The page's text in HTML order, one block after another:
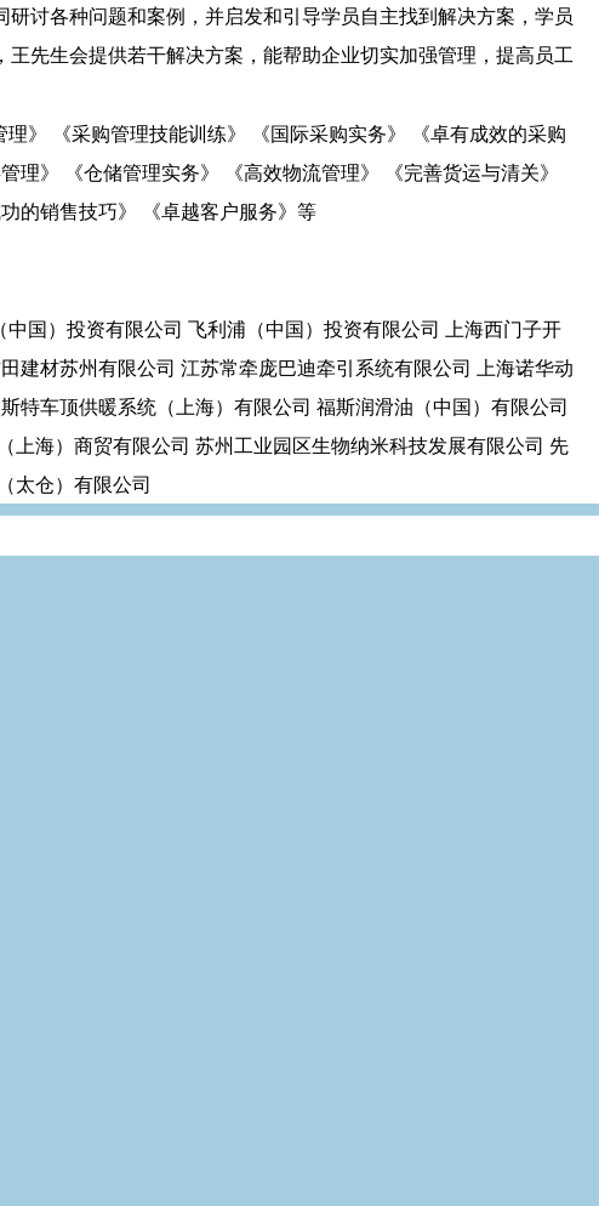
讨各种问题和案例，并启发和引导学员自主找到解决方案，学员
先生会提供若干解决方案，能帮助企业切实加强管理，提高员工
理》 《采购管理技能训练》 《国际采购实务》 《卓有成效的采购
理》 《仓储管理实务》 《高效物流管理》 《完善货运与清关》
的销售技巧》 《卓越客户服务》等
国）投资有限公司 飞利浦（中国）投资有限公司 上海西门子开
建材苏州有限公司 江苏常牵庞巴迪牵引系统有限公司 上海诺华动
特车顶供暖系统（上海）有限公司 福斯润滑油（中国）有限公司
上海）商贸有限公司 苏州工业园区生物纳米科技发展有限公司 先
太仓）有限公司